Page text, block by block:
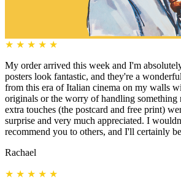
★ ★ ★ ★ ★
My order arrived this week and I'm
posters look fantastic, and they're a
from this era of Italian cinema on my walls
originals or the worry of handling something
extra touches (the postcard and free print)
surprise and very much appreciated. I
recommend you to others, and I'll certainly
Rachael
★ ★ ★ ★ ★